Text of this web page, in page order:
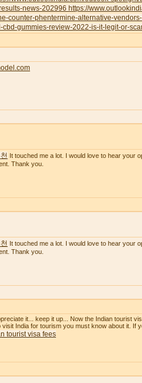
news-202996 https://
counter-phentermine-alternative-
gummies-review-2022-is-it-legit-or-
It touched me a lot. I would love to hear your
Thank you.
It touched me a lot. I would love to hear your
Thank you.
it... keep it up... Now the Indian tourist
India for tourism you must know about it. If
tourist visa fees